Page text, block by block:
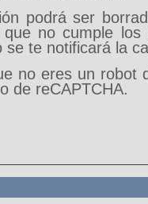
podrá ser
que no cumple los
se te notificará la
no eres un robot
de reCAPTCHA.